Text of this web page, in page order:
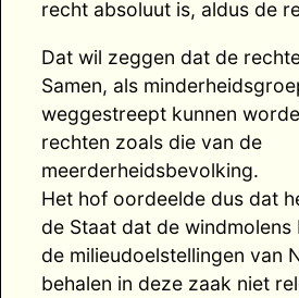
recht absoluut is, aldus de
Dat wil zeggen dat de
Samen, als
weggestreept kunnen
rechten zoals die van de
meerderheidsbevolking.
Het hof oordeelde dus dat
de Staat dat de
de milieudoelstellingen van
behalen in deze zaak niet